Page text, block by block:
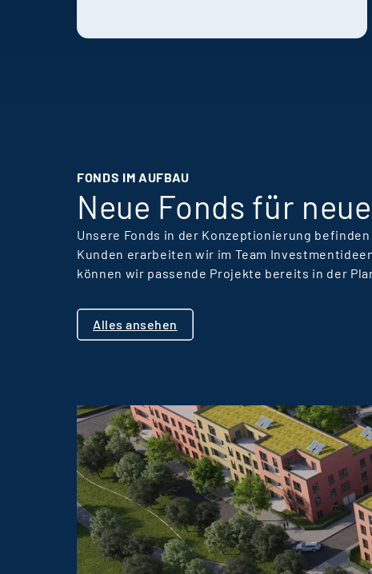
Steuerung und
FONDS IM AUFBAU
Neue Fonds für
Unsere Fonds in der Konzeptionierung
Kunden erarbeiten wir im Team
können wir passende Projekte bereits in der
Alles ansehen